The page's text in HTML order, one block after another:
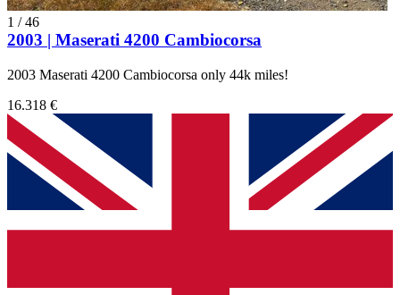
1 /46
2003 | Maserati 4200 Cambiocorsa
2003 Maserati 4200 Cambiocorsa only 44k miles!
16.318 €